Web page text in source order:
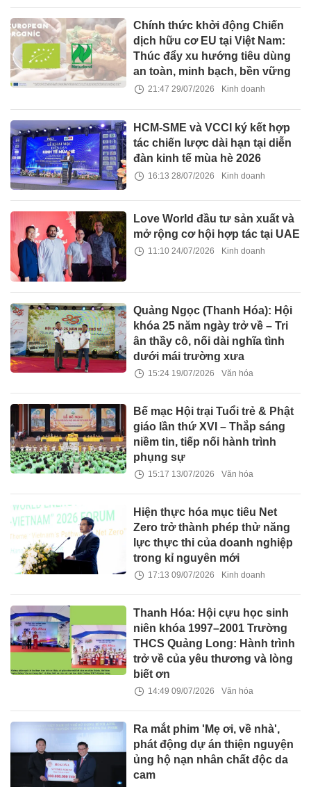
Chính thức khởi động Chiến
dịch hữu cơ EU tại Việt Nam:
Thúc đẩy xu hướng tiêu dùng
an toàn, minh bạch, bền vững
21:47 29/07/2026 Kinh doanh
HCM-SME và VCCI ký kết hợp
tác chiến lược dài hạn tại diễn
đàn kinh tế mùa hè 2026
16:13 28/07/2026 Kinh doanh
Love World đầu tư sản xuất và
mở rộng cơ hội hợp tác tại UAE
11:10 24/07/2026 Kinh doanh
Quảng Ngọc (Thanh Hóa): Hội
khóa 25 năm ngày trở về – Tri
ân thầy cô, nối dài nghĩa tình
dưới mái trường xưa
15:24 19/07/2026 Văn hóa
Bế mạc Hội trại Tuổi trẻ & Phật
giáo lần thứ XVI – Thắp sáng
niềm tin, tiếp nối hành trình
phụng sự
15:17 13/07/2026 Văn hóa
Hiện thực hóa mục tiêu Net
Zero trở thành phép thử năng
lực thực thi của doanh nghiệp
trong kỉ nguyên mới
17:13 09/07/2026 Kinh doanh
Thanh Hóa: Hội cựu học sinh
niên khóa 1997–2001 Trường
THCS Quảng Long: Hành trình
trở về của yêu thương và lòng
biết ơn
14:49 09/07/2026 Văn hóa
Ra mắt phim 'Mẹ ơi, về nhà',
phát động dự án thiện nguyện
ủng hộ nạn nhân chất độc da
cam